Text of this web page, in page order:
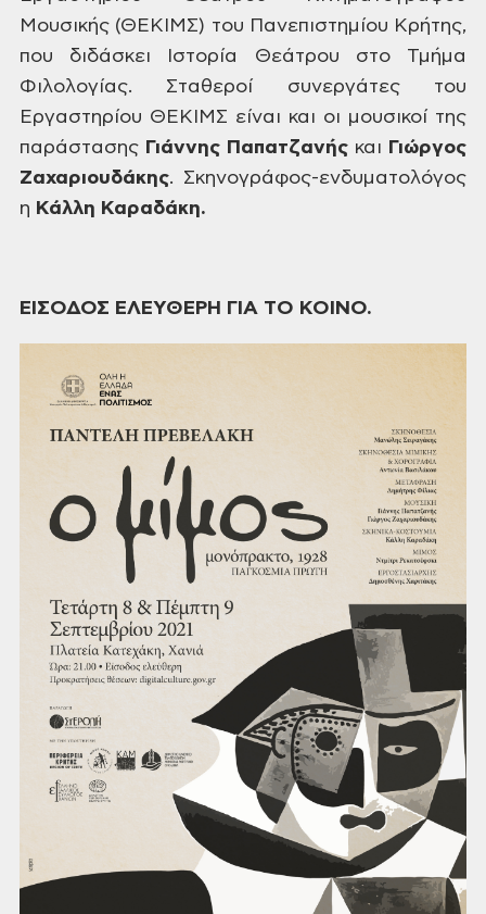
Μουσικής (ΘΕΚΙΜΣ) του Πανεπιστημίου Κρήτης,
που διδάσκει Ιστορία Θεάτρου στο Τμήμα
Φιλολογίας. Σταθεροί συνεργάτες του
Εργαστηρίου ΘΕΚΙΜΣ είναι και οι μουσικοί της
παράστασης Γιάννης Παπατζανής και Γιώργος
Ζαχαριουδάκης. Σκηνογράφος-ενδυματολόγος
η Κάλλη Καραδάκη.
ΕΙΣΟΔΟΣ ΕΛΕΥΘΕΡΗ ΓΙΑ ΤΟ ΚΟΙΝΟ.